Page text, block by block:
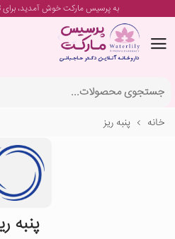
به پرسیس مارکت خوش آمدید، برای
خانه پنبه ریز
پنبه